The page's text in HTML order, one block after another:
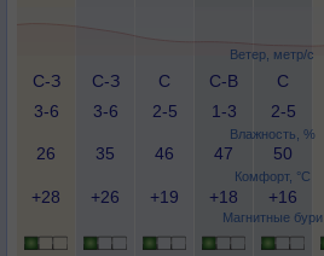
Ветер, метр/с
Влажность, %
Комфорт, °C
Магнитные бури
С-З
3-6
С-З
3-6
С
2-5
С-В
1-3
С
2-5
26 35 46 47 50
+28 +26 +19 +18 +16